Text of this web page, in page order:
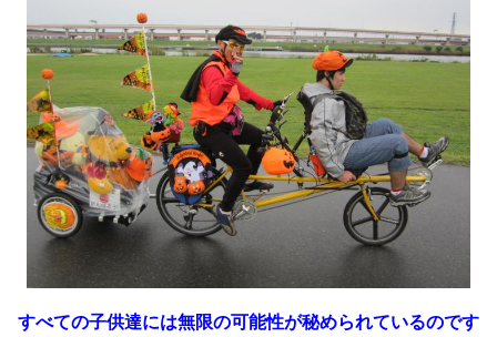
すべての子供達には無限の可能性が秘められているのです